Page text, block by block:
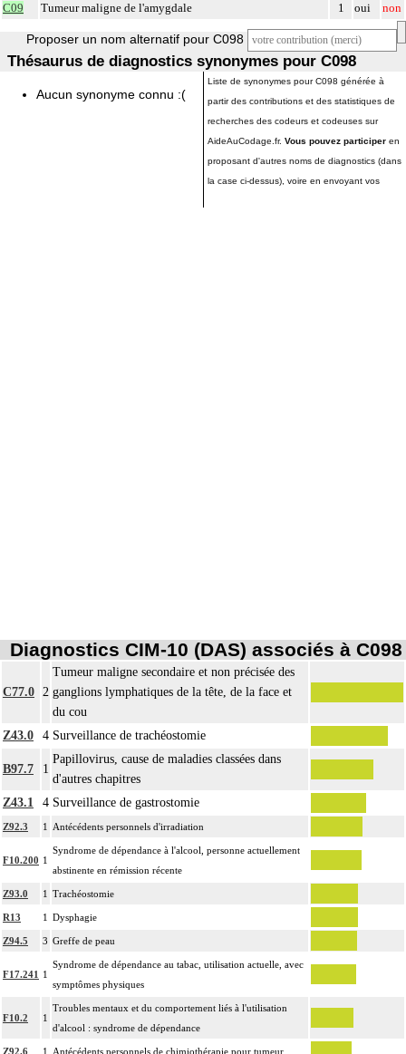
C09 Tumeur maligne de l'amygdale 1 oui non
Proposer un nom alternatif pour C098
Thésaurus de diagnostics synonymes pour C098
Aucun synonyme connu :(
Liste de synonymes pour C098 générée à
partir des contributions et des statistiques de
recherches des codeurs et codeuses sur
AideAuCodage.fr. Vous pouvez participer en
proposant d'autres noms de diagnostics (dans
la case ci-dessus), voire en envoyant vos
Diagnostics CIM-10 (DAS) associés à C098
C77.0 2
Tumeur maligne secondaire et non précisée des
ganglions lymphatiques de la tête, de la face et
du cou
Z43.0
4 Surveillance de trachéostomie
B97.7 1
Papillovirus, cause de maladies classées dans
d'autres chapitres
Z43.1
4 Surveillance de gastrostomie
Z92.3 1 Antécédents personnels d'irradiation
F10.200 1
Syndrome de dépendance à l'alcool, personne actuellement
abstinente en rémission récente
Z93.0 1 Trachéostomie
R13 1 Dysphagie
Z94.5 3 Greffe de peau
F17.241 1
Syndrome de dépendance au tabac, utilisation actuelle, avec
symptômes physiques
F10.2 1
Troubles mentaux et du comportement liés à l'utilisation
d'alcool : syndrome de dépendance
Z92.6 1 Antécédents personnels de chimiothérapie pour tumeur